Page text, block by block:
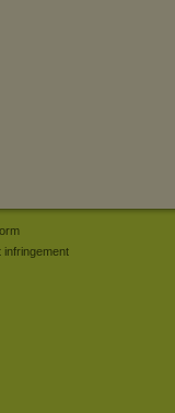
infringement